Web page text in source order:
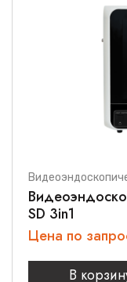
SD 3in1
Цена по
В